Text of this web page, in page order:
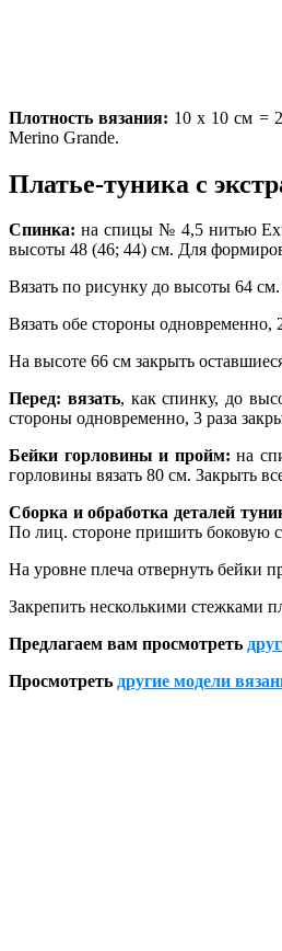
Плотность вязания: 10 х 10 см =
Merino Grande.
Платье-туника с
Спинка: на спицы № 4,5 нитью
высоты 48 (46; 44) см. Для
Вязать по рисунку до высоты 64
Вязать обе стороны одновременно,
На высоте 66 см закрыть
Перед: вязать, как спинку, до
стороны одновременно, 3 раза
Бейки горловины и пройм: на
горловины вязать 80 см. Закрыть
Сборка и обработка деталей
По лиц. стороне пришить боковую
На уровне плеча отвернуть бейки
Закрепить несколькими стежками
Предлагаем вам просмотреть
Просмотреть другие модели